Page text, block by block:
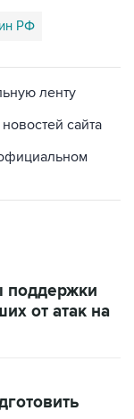
РФ
ленту
сайта
поддержки
от атак на